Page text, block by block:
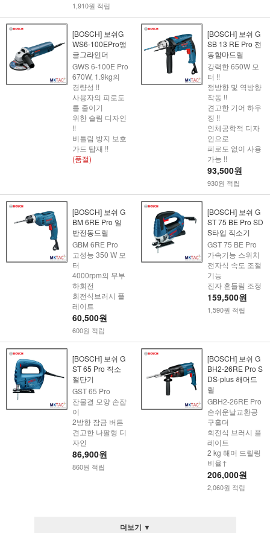
1,910원 적립
[BOSCH] 보쉬G
WS6-100EPro앵
글그라인더
GWS 6-100E Pro
670W, 1.9kg의
경량성 !!
사용자의 피로도
를 줄이기
위한 슬림 디자인
!!
비틀림 방지 보호
가드 탑재 !!
(품절)
[BOSCH] 보쉬 G
SB 13 RE Pro 전
동함마드릴
강력한 650W 모
터 !!
정방향 및 역방향
작동 !!
견고한 기어 하우
징 !!
인체공학적 디자
인으로
피로도 없이 사용
가능 !!
93,500원
930원 적립
[BOSCH] 보쉬 G
BM 6RE Pro 일
반전동드릴
GBM 6RE Pro
고성능 350 W 모
터
4000rpm의 무부
하회전
회전식브러시 플
레이트
60,500원
600원 적립
[BOSCH] 보쉬 G
ST 75 BE Pro SD
S타입 직소기
GST 75 BE Pro
가속기능 스위치
전자식 속도 조절
기능
진자 흔들림 조정
159,500원
1,590원 적립
[BOSCH] 보쉬 G
ST 65 Pro 직소
절단기
GST 65 Pro
잔물결 모양 손잡
이
2방향 잠금 버튼
견고한 나팔형 디
자인
86,900원
860원 적립
[BOSCH] 보쉬 G
BH2-26RE Pro S
DS-plus 해머드
릴
GBH2-26RE Pro
손쉬운날교환공
구홀더
회전식 브러시 플
레이트
2 kg 해머 드릴링
비율↑
206,000원
2,060원 적립
더보기 ▼